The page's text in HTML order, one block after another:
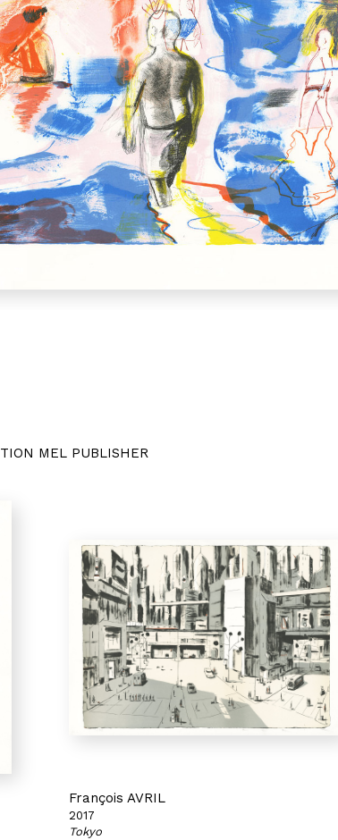
MEL PUBLISHER
François AVRIL
2017
Tokyo